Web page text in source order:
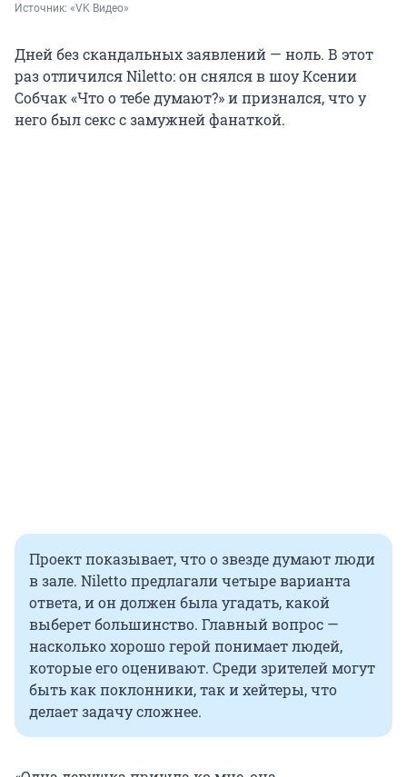
Источник: «VK Видео»
Дней без скандальных заявлений — ноль. В этот
раз отличился Niletto: он снялся в шоу Ксении
Собчак «Что о тебе думают?» и признался, что у
него был секс с замужней фанаткой.
Проект показывает, что о звезде думают люди
в зале. Niletto предлагали четыре варианта
ответа, и он должен была угадать, какой
выберет большинство. Главный вопрос —
насколько хорошо герой понимает людей,
которые его оценивают. Среди зрителей могут
быть как поклонники, так и хейтеры, что
делает задачу сложнее.